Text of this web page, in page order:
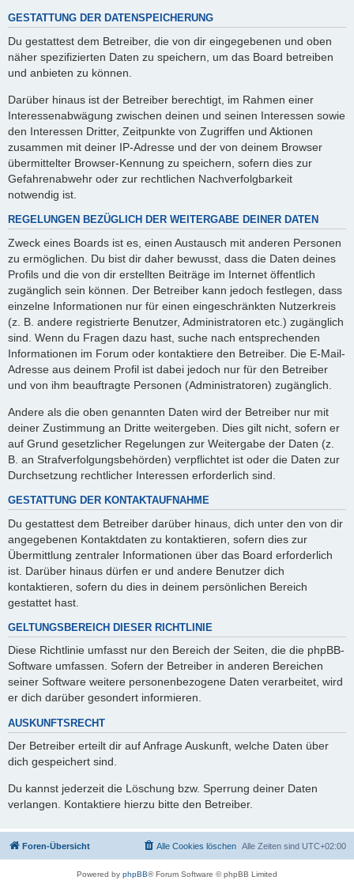
GESTATTUNG DER DATENSPEICHERUNG
Du gestattest dem Betreiber, die von dir eingegebenen und oben
näher spezifizierten Daten zu speichern, um das Board betreiben
und anbieten zu können.
Darüber hinaus ist der Betreiber berechtigt, im Rahmen einer
Interessenabwägung zwischen deinen und seinen Interessen sowie
den Interessen Dritter, Zeitpunkte von Zugriffen und Aktionen
zusammen mit deiner IP-Adresse und der von deinem Browser
übermittelter Browser-Kennung zu speichern, sofern dies zur
Gefahrenabwehr oder zur rechtlichen Nachverfolgbarkeit
notwendig ist.
REGELUNGEN BEZÜGLICH DER WEITERGABE DEINER DATEN
Zweck eines Boards ist es, einen Austausch mit anderen Personen
zu ermöglichen. Du bist dir daher bewusst, dass die Daten deines
Profils und die von dir erstellten Beiträge im Internet öffentlich
zugänglich sein können. Der Betreiber kann jedoch festlegen, dass
einzelne Informationen nur für einen eingeschränkten Nutzerkreis
(z. B. andere registrierte Benutzer, Administratoren etc.) zugänglich
sind. Wenn du Fragen dazu hast, suche nach entsprechenden
Informationen im Forum oder kontaktiere den Betreiber. Die E-Mail-
Adresse aus deinem Profil ist dabei jedoch nur für den Betreiber
und von ihm beauftragte Personen (Administratoren) zugänglich.
Andere als die oben genannten Daten wird der Betreiber nur mit
deiner Zustimmung an Dritte weitergeben. Dies gilt nicht, sofern er
auf Grund gesetzlicher Regelungen zur Weitergabe der Daten (z.
B. an Strafverfolgungsbehörden) verpflichtet ist oder die Daten zur
Durchsetzung rechtlicher Interessen erforderlich sind.
GESTATTUNG DER KONTAKTAUFNAHME
Du gestattest dem Betreiber darüber hinaus, dich unter den von dir
angegebenen Kontaktdaten zu kontaktieren, sofern dies zur
Übermittlung zentraler Informationen über das Board erforderlich
ist. Darüber hinaus dürfen er und andere Benutzer dich
kontaktieren, sofern du dies in deinem persönlichen Bereich
gestattet hast.
GELTUNGSBEREICH DIESER RICHTLINIE
Diese Richtlinie umfasst nur den Bereich der Seiten, die die phpBB-
Software umfassen. Sofern der Betreiber in anderen Bereichen
seiner Software weitere personenbezogene Daten verarbeitet, wird
er dich darüber gesondert informieren.
AUSKUNFTSRECHT
Der Betreiber erteilt dir auf Anfrage Auskunft, welche Daten über
dich gespeichert sind.
Du kannst jederzeit die Löschung bzw. Sperrung deiner Daten
verlangen. Kontaktiere hierzu bitte den Betreiber.
Foren-Übersicht Alle Zeiten sind UTC+02:00
Alle Cookies löschen
Powered by phpBB® Forum Software © phpBB Limited